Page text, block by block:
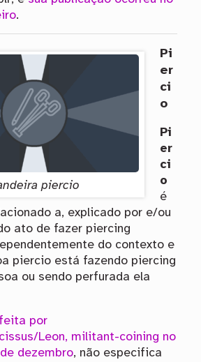
.
piercio
Pi
er
ci
o
Pi
er
ci
o
é
a, explicado por e/ou
ato de fazer piercing
do contexto e
piercio está fazendo piercing
ou sendo perfurada ela
por
Leon, militant-coining no
dezembro, não especifica